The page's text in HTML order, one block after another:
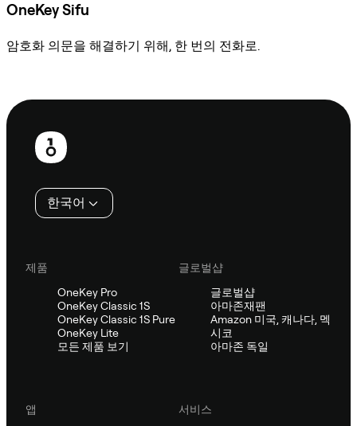
OneKey Sifu
암호화 의문을 해결하기 위해, 한 번의 전화로.
보
한국어
제품
OneKey Pro
OneKey Classic 1S
OneKey Classic 1S Pure
OneKey Lite
모든 제품 보기
글로벌샵
글로벌샵
아마존재팬
Amazon 미국, 캐나다, 멕
시코
아마존 독일
앱
서비스